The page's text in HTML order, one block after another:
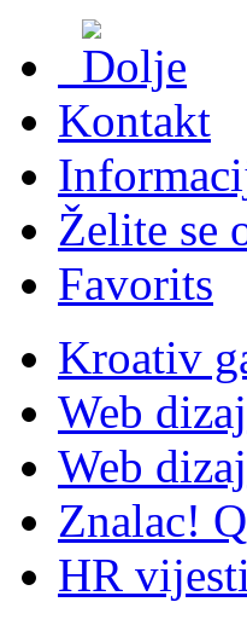
Kontakt
Želite se
Favorits
Kroativ
Web
Web
Znalac!
HR vijesti